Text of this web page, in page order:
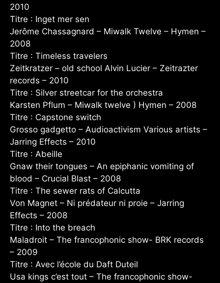
2010
Titre : Inget mer sen
Jerôme Chassagnard – Miwalk Twelve – Hymen –
2008
Titre : Timeless travelers
Zeitkratzer – old school Alvin Lucier – Zeitrazter
records – 2010
Titre : Silver streetcar for the orchestra
Karsten Pflum – Miwalk twelve ) Hymen – 2008
Titre : Capstone switch
Grosso gadgetto – Audioactivism Various artists –
Jarring Effects – 2010
Titre : Abeille
Gnaw their tongues – An epiphanic vomiting of
blood – Crucial Blast – 2008
Titre : The sewer rats of Calcutta
Von Magnet – Ni prédateur ni proie – Jarring
Effects – 2008
Titre : Into the breach
Maladroit – The francophonic show- BRK records
– 2009
Titre : Avec l’école du Daft Duteil
Usa kings c’est tout – The francophonic show-